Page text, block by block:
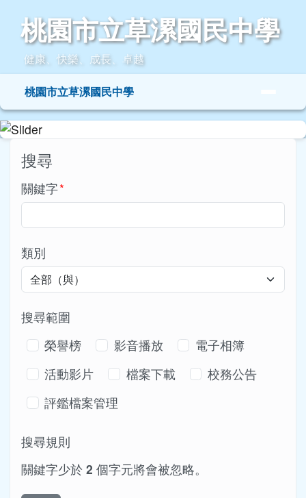
桃園市立草漯國民中學
桃園市立草漯國民中學
健康、快樂、成長、卓越
導覽列桃園市立草漯國民中學
主內容區域
搜尋
關鍵字*
類別
搜尋範圍
榮譽榜
影音播放
電子相簿
活動影片
檔案下載
校務公告
評鑑檔案管理
搜尋規則
關鍵字少於 2 個字元將會被忽略。
頁尾區域